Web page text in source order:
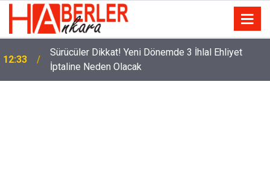
12:13
Eminevim, Katılımevim, Fuzulev ve Birevim İçin Yeni
Karar! Teslim Süresi Uzadı, Ödeme Kuralları Değişti